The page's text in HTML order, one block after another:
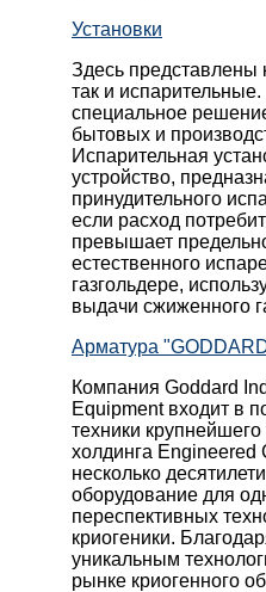
Установки
Здесь представлены
так и
специальное
бытовых и
Испарительная
устройство,
принудительного
если расход
превышает
естественного
газгольдере,
выдачи сжиженного
Арматура
Компания Goddard
Equipment входит в
техники
холдинга
несколько
оборудование для
переспективных
криогеники.
уникальным
рынке криогенного